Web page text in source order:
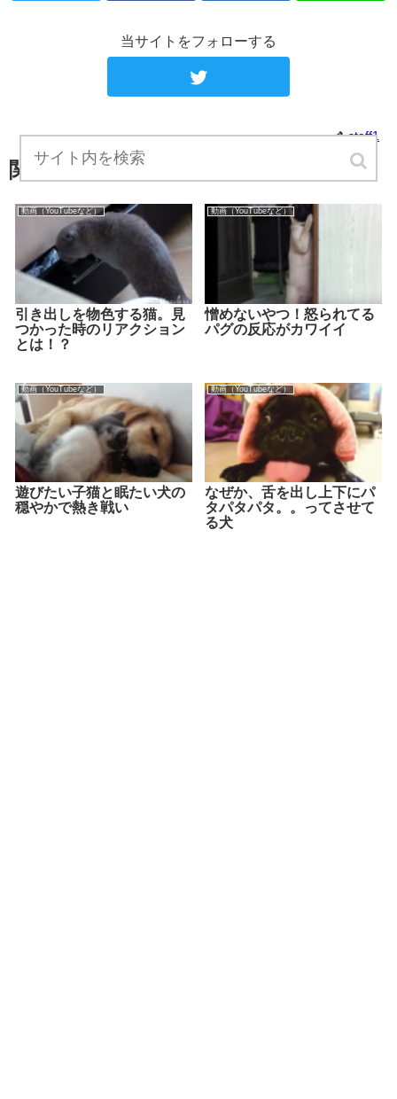
当サイトをフォローする
staff1
関連記事
動画（YouTubeなど）
引き出しを物色する猫。見
つかった時のリアクション
とは！？
動画（YouTubeなど）
憎めないやつ！怒られてる
パグの反応がカワイイ
動画（YouTubeなど）
遊びたい子猫と眠たい犬の
穏やかで熱き戦い
動画（YouTubeなど）
なぜか、舌を出し上下にパ
タパタパタ。。ってさせて
る犬